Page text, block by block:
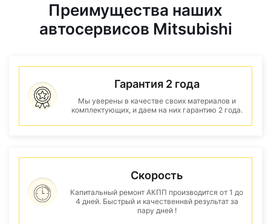
Преимущества наших
автосервисов Mitsubishi
Гарантия 2 года
Мы уверены в качестве своих материалов и
комплектующих, и даем на них гарантию 2 года.
Скорость
Капитальный ремонт АКПП производится от 1 до
4 дней. Быстрый и качественнвй результат за
пару дней !